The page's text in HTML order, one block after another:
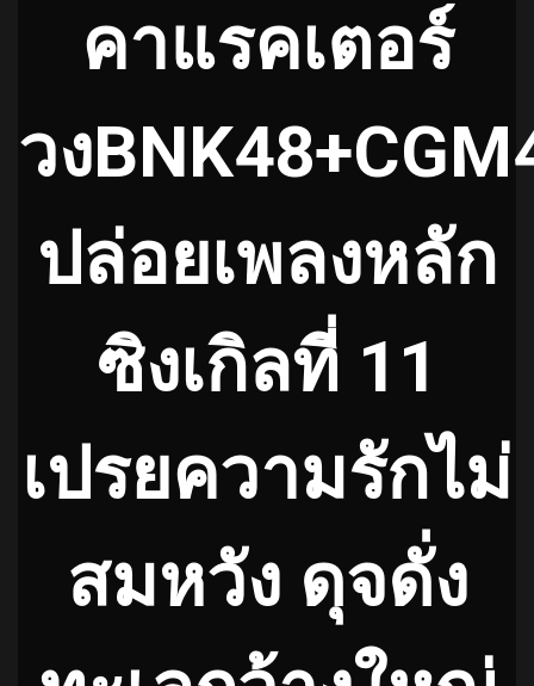
คาแรคเตอร์
วง
ปล่อยเพลงหลัก
ซิงเกิลที่ 11
เปรยความรักไม่
สมหวัง ดุจดั่ง